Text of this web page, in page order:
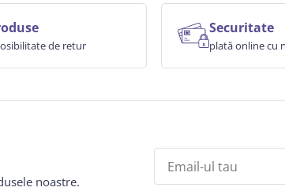
de retur
Securitate
plată online cu
noastre.